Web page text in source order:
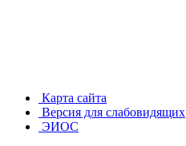
Карта сайта
Версия для слабовидящих
ЭИОС